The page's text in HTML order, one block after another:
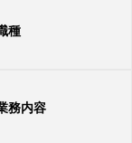
種
務内容